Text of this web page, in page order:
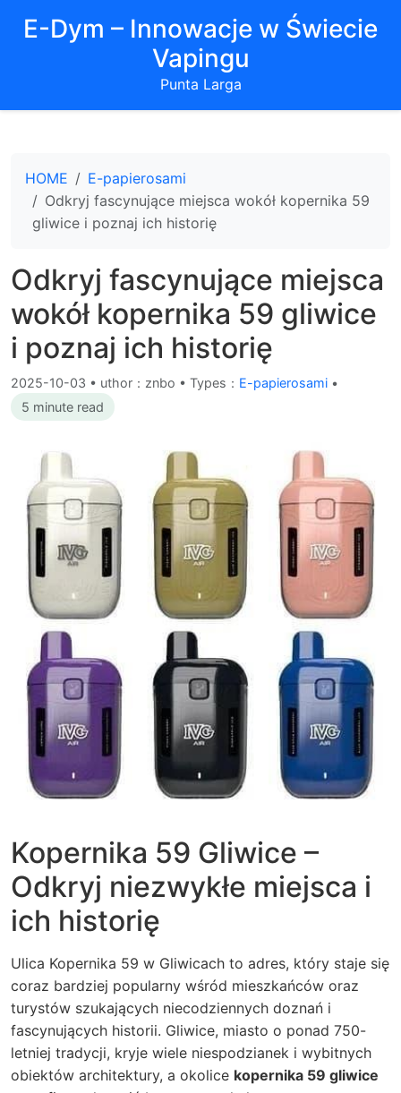
E-Dym – Innowacje w Świecie
Vapingu
Punta Larga
HOME
E-papierosami
Odkryj fascynujące miejsca wokół kopernika 59
gliwice i poznaj ich historię
Odkryj fascynujące miejsca
wokół kopernika 59 gliwice
i poznaj ich historię
2025-10-03 • uthor：znbo • Types： E-papierosami •
5 minute read
Kopernika 59 Gliwice –
Odkryj niezwykłe miejsca i
ich historię
Ulica Kopernika 59 w Gliwicach to adres, który staje się
coraz bardziej popularny wśród mieszkańców oraz
turystów szukających niecodziennych doznań i
fascynujących historii. Gliwice, miasto o ponad 750-
letniej tradycji, kryje wiele niespodzianek i wybitnych
obiektów architektury, a okolice kopernika 59 gliwice